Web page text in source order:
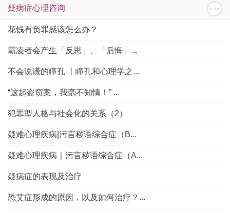
疑病症心理咨询
花钱有负罪感该怎么办？
霸凌者会产生「反思」、「后悔」...
不会说谎的瞳孔 丨瞳孔和心理学之...
“这起盗窃案，我毫不知情！” ...
犯罪型人格与社会化的关系（2）
疑难心理疾病|污言秽语综合症（B...
疑难心理疾病｜污言秽语综合症（A...
疑病症的表现及治疗
恐艾症形成的原因，以及如何治疗？...